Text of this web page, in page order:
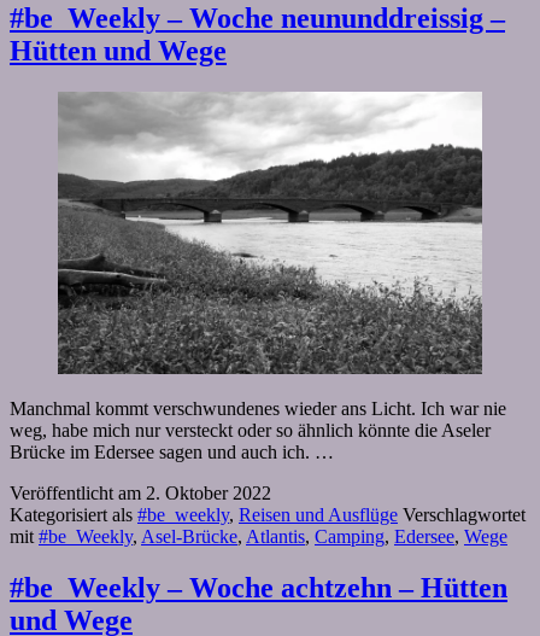
#be_Weekly – Woche neununddreissig –
Hütten und Wege
Manchmal kommt verschwundenes wieder ans Licht. Ich war nie
weg, habe mich nur versteckt oder so ähnlich könnte die Aseler
Brücke im Edersee sagen und auch ich. …
Veröffentlicht am 2. Oktober 2022
Kategorisiert als #be_weekly, Reisen und Ausflüge Verschlagwortet
mit#be_Weekly, Asel-Brücke, Atlantis, Camping, Edersee, Wege
#be_Weekly – Woche achtzehn – Hütten
und Wege